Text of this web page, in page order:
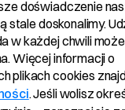
/Ponad 100 proc.
doświadczenie
stale doskonalimy.
w każdej chwili
Więcej informacji o
plikach cookies
. Jeśli wolisz